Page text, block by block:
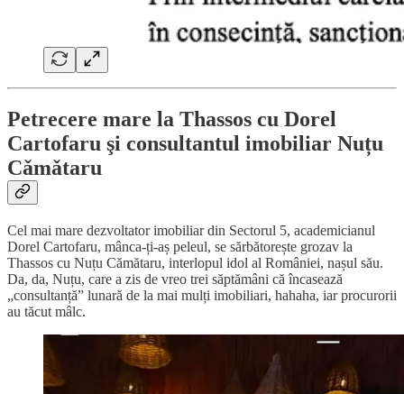
Petrecere mare la Thassos cu Dorel
Cartofaru şi consultantul imobiliar Nuțu
Cǎmǎtaru
Cel mai mare dezvoltator imobiliar din Sectorul 5, academicianul
Dorel Cartofaru, mânca-ți-aș peleul, se sărbătorește grozav la
Thassos cu Nuțu Cămătaru, interlopul idol al României, nașul său.
Da, da, Nuțu, care a zis de vreo trei săptămâni că încasează
„consultanță” lunară de la mai mulți imobiliari, hahaha, iar procurorii
au tăcut mâlc.